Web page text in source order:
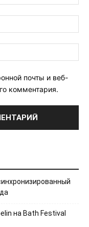
почты и веб-
комментария.
на Bath Festival